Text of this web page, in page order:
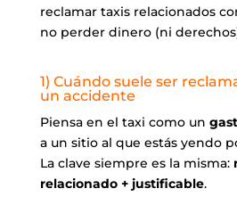
reclamar taxis relacionados
no perder dinero (ni
1) Cuándo suele ser
un accidente
Piensa en el taxi como un
a un sitio al que estás yendo
La clave siempre es la misma:
relacionado + justificable.